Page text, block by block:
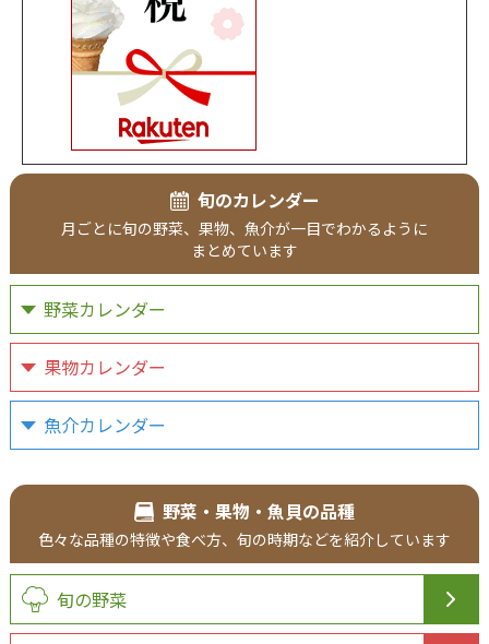
旬のカレンダー
月ごとに旬の野菜、 果物、 魚介が一目でわかるように
まとめています
野菜カレンダー
果物カレンダー
魚介カレンダー
野菜・果物・魚貝の品種
色々な品種の特徴や食べ方、 旬の時期などを紹介しています
旬の野菜